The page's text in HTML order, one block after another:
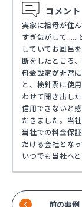
コメント
実家に祖母が住
すぎ気がして……
していてお風呂
断をしたところ
料金設定が非常
と、検針票に使
わせて聞き出し
信用できないと
だきました。当
当社での料金保
だける会社とな
いつでも当社へ
前の事例